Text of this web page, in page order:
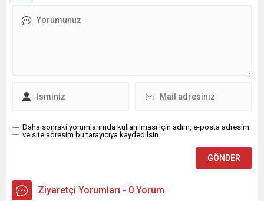
Daha sonraki yorumlarımda kullanılması için adım, e-posta adresim
ve site adresim bu tarayıcıya kaydedilsin.
Ziyaretçi Yorumları - 0 Yorum